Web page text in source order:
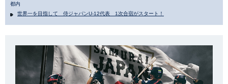
都内
世界一を目指して 侍ジャパンU-12代表 1次合宿がスタート！